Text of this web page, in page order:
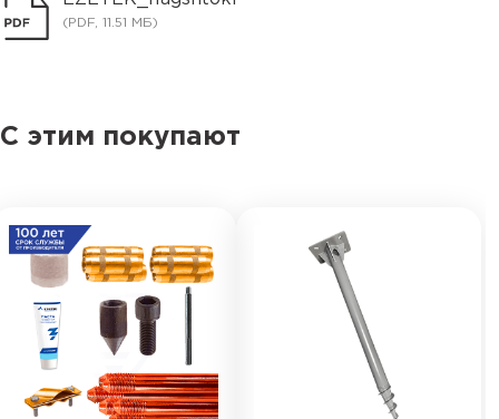
(PDF, 11.51 МБ)
С этим покупают